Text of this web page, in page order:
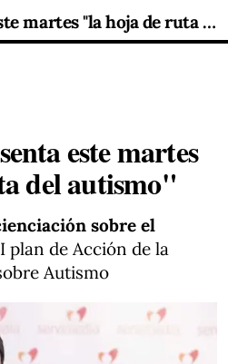
Bustinduy presenta este martes "la hoja de ruta del autismo"
este martes
del autismo"
sobre el
plan de Acción de la
Autismo